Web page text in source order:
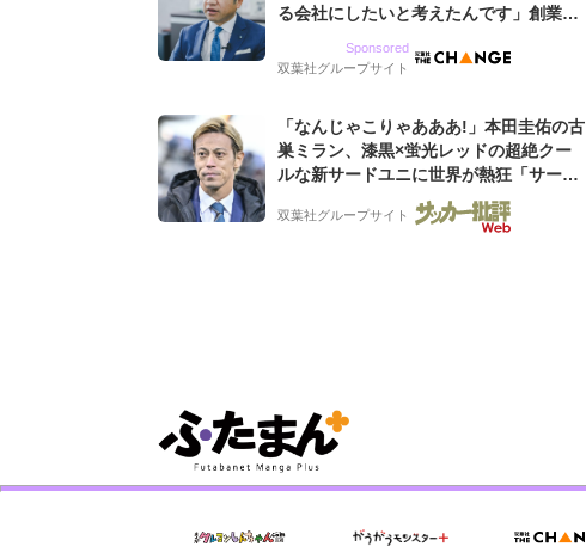
る会社にしたいと考えたんです」創業来
グ会社のアイデンティティ
Sponsored
双葉社グループサイト
「なんじゃこりゃあああ!」本田圭佑の古
巣ミラン、漆黒×蛍光レッドの超絶クー
ルな新サードユニに世界が熱狂「サード
なのにズルい」「こりゃかっけえわ」
双葉社グループサイト